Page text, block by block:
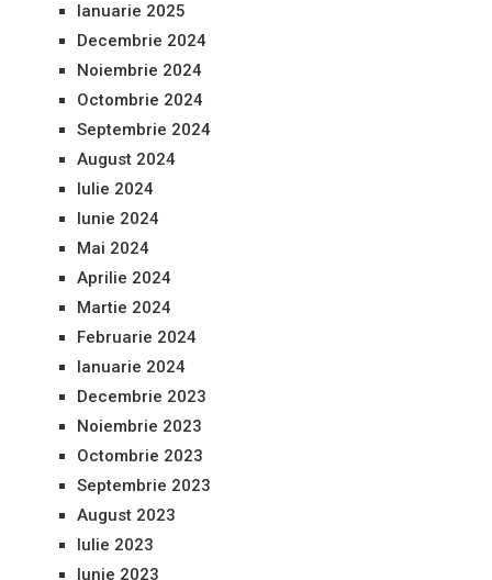
Ianuarie 2025
Decembrie 2024
Noiembrie 2024
Octombrie 2024
Septembrie 2024
August 2024
Iulie 2024
Iunie 2024
Mai 2024
Aprilie 2024
Martie 2024
Februarie 2024
Ianuarie 2024
Decembrie 2023
Noiembrie 2023
Octombrie 2023
Septembrie 2023
August 2023
Iulie 2023
Iunie 2023